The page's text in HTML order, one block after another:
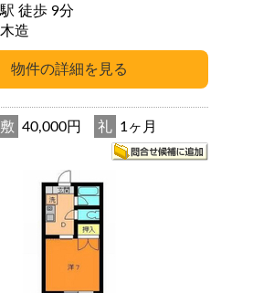
駅 徒歩 9分
木造
敷 40,000円 礼 1ヶ月